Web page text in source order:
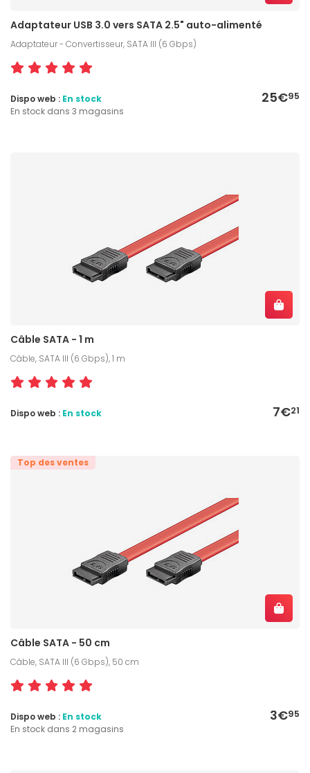
Adaptateur USB 3.0 vers SATA 2.5" auto-alimenté
Adaptateur - Convertisseur, SATA III (6 Gbps)
25€95
Dispo web : En stock
En stock dans 3 magasins
Câble SATA - 1 m
Câble, SATA III (6 Gbps), 1 m
7€21
Dispo web : En stock
Top des ventes
Câble SATA - 50 cm
Câble, SATA III (6 Gbps), 50 cm
3€95
Dispo web : En stock
En stock dans 2 magasins